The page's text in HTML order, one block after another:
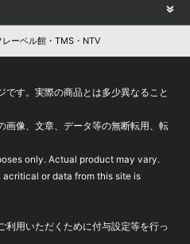
ーベル館・TMS・NTV
す。実際の商品とは多少異なること
画像、文章、データ等の無断転用、転
only. Actual product may vary.
or data from this site is
利用いただくために付与設定等を行っ